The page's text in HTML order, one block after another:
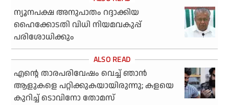
ന്യൂനപക്ഷ അനുപാതം റദ്ദാക്കിയ
ഹൈക്കോടതി വിധി നിയമവകുപ്പ്
പരിശോധിക്കും
എന്റെ താരപരിവേഷം വെച്ച് ഞാന്‍
ആളുകളെ പറ്റിക്കുകയായിരുന്നു; കളയെ
കുറിച്ച് ടൊവിനോ തോമസ്